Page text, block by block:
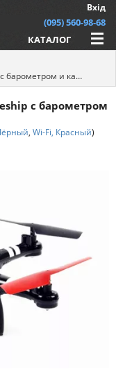
Вхід
(095) 560-98-68
КАТАЛОГ
камерой Wi-Fi (черный)
с барометром
, Wi-Fi, Красный)